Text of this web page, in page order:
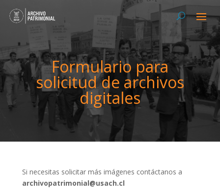
Formulario para
solicitud de archivos
digitales
Si necesitas solicitar más imágenes contáctanos a
archivopatrimonial@usach.cl